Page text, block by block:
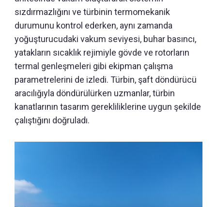
sızdırmazlığını ve türbinin termomekanik
durumunu kontrol ederken, aynı zamanda
yoğuşturucudaki vakum seviyesi, buhar basıncı,
yatakların sıcaklık rejimiyle gövde ve rotorların
termal genleşmeleri gibi ekipman çalışma
parametrelerini de izledi. Türbin, şaft döndürücü
aracılığıyla döndürülürken uzmanlar, türbin
kanatlarının tasarım gerekliliklerine uygun şekilde
çalıştığını doğruladı.